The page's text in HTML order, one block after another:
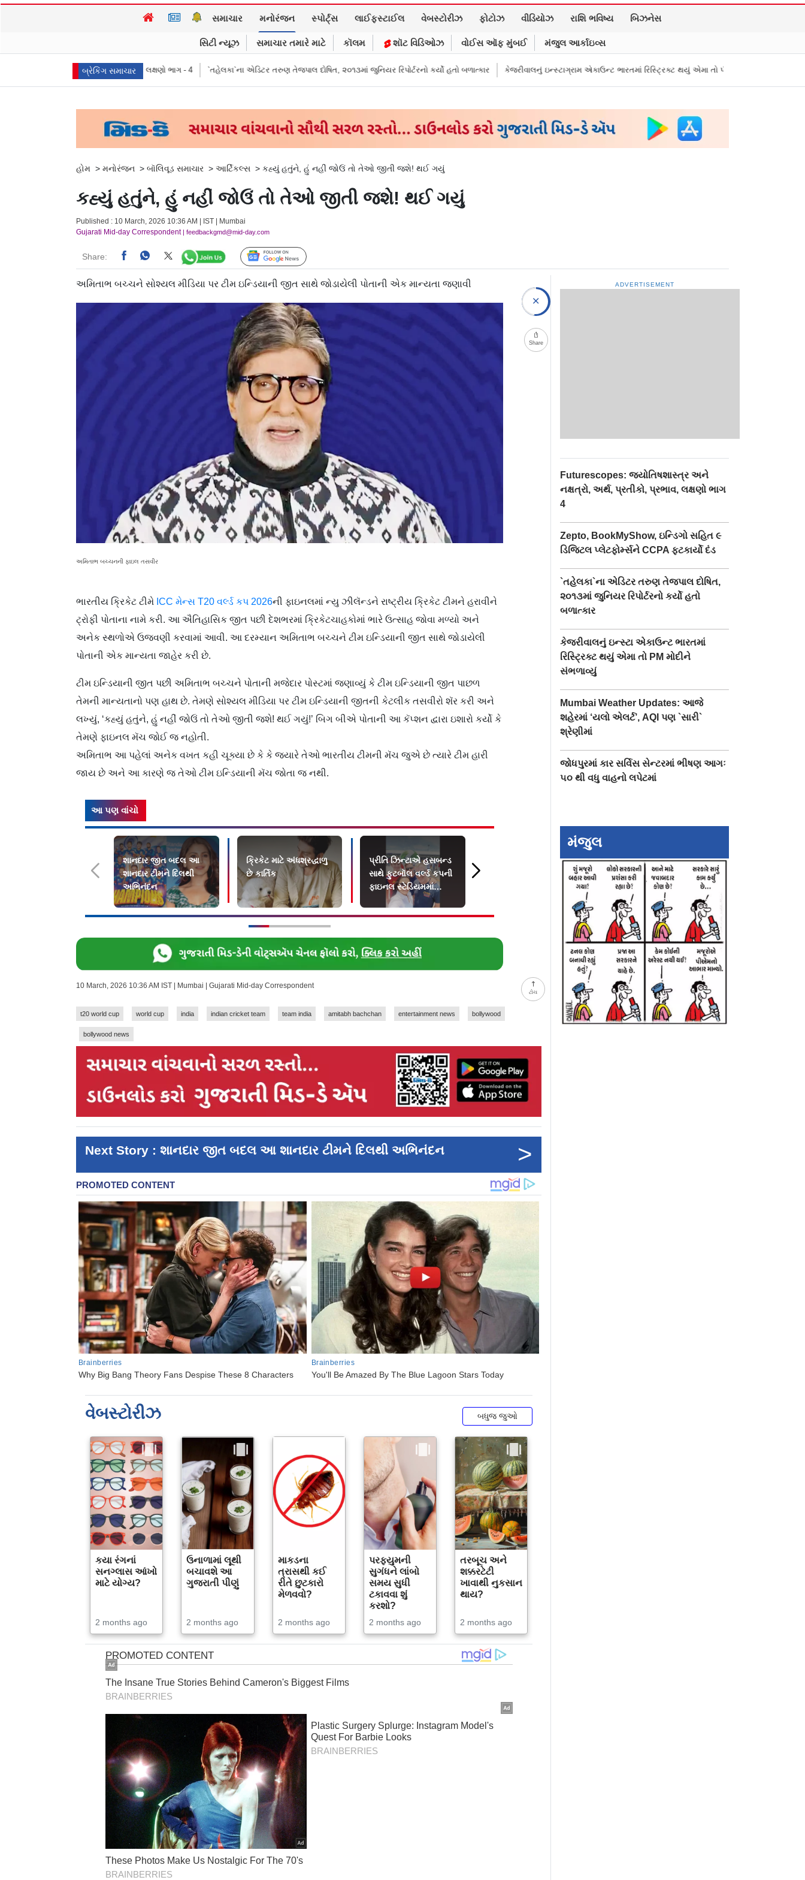
સમાચાર મનોરંજન સ્પોર્ટ્સ લાઈફસ્ટાઈલ વેબસ્ટોરીઝ ફોટોઝ વીડિયોઝ રાશિ ભવિષ્ય બિઝનેસ
સિટી ન્યૂઝ સમાચાર તમારે માટે કૉલમ શૉટ વિડિઓઝ વોઈસ ઑફ મુંબઈ મંજુલ આર્કાઇવ્સ
બ્રેકિંગ સમાચાર
પ્રભાવ, અને લક્ષણો ભાગ - 4 `તહેલકા`ના એડિટર તરુણ તેજપાલ દોષિત, ૨૦૧૩માં જુનિયર રિપોર્ટરનો કર્યો હતો બળાત્કાર કેજરીવાલનું ઇન્સ્ટાગ્રામ એકાઉન્ટ ભારતમાં રિસ્ટ્રિક્ટ થયું એમા તો પીએમ મોદીને સંભળાવ્યું
હોમ > મનોરંજન > બૉલિવૂડ સમાચાર > આર્ટિકલ્સ > કહ્યું હતુંને, હું નહીં જોઉં તો તેઓ જીતી જશે! થઈ ગયું
કહ્યું હતુંને, હું નહીં જોઉં તો તેઓ જીતી જશે! થઈ ગયું
Published : 10 March, 2026 10:36 AM | IST | Mumbai
Gujarati Mid-day Correspondent| feedbackgmd@mid-day.com
Share: Follow Us
ટોચ
અમિતાભ બચ્ચને સોશ્યલ મીડિયા પર ટીમ ઇન્ડિયાની જીત સાથે જોડાયેલી પોતાની એક માન્યતા જણાવી
અમિતાભ બચ્ચનની ફાઇલ તસવીર
ભારતીય ક્રિકેટ ટીમે ICC મેન્સ T20 વર્લ્ડ કપ 2026ની ફાઇનલમાં ન્યુ ઝીલૅન્ડને રાષ્ટ્રીય ક્રિકેટ ટીમને હરાવીને
ટ્રોફી પોતાના નામે કરી. આ ઐતિહાસિક જીત પછી દેશભરમાં ક્રિકેટચાહકોમાં ભારે ઉત્સાહ જોવા મળ્યો અને
અનેક સ્થળોએ ઉજવણી કરવામાં આવી. આ દરમ્યાન અમિતાભ બચ્ચને ટીમ ઇન્ડિયાની જીત સાથે જોડાયેલી
પોતાની એક માન્યતા જાહેર કરી છે.
ટીમ ઇન્ડિયાની જીત પછી અમિતાભ બચ્ચને પોતાની મજેદાર પોસ્ટમાં જણાવ્યું કે ટીમ ઇન્ડિયાની જીત પાછળ
તેમની માન્યતાનો પણ હાથ છે. તેમણે સોશ્યલ મીડિયા પર ટીમ ઇન્ડિયાની જીતની કેટલીક તસવીરો શૅર કરી અને
લખ્યું, ‘કહ્યું હતુંને, હું નહીં જોઉં તો તેઓ જીતી જશે! થઈ ગયું!’ બિગ બીએ પોતાની આ કૅપ્શન દ્વારા ઇશારો કર્યો કે
તેમણે ફાઇનલ મૅચ જોઈ જ નહોતી.
અમિતાભ આ પહેલાં અનેક વખત કહી ચૂક્યા છે કે કે જ્યારે તેઓ ભારતીય ટીમની મૅચ જુએ છે ત્યારે ટીમ હારી
જાય છે અને આ કારણે જ તેઓ ટીમ ઇન્ડિયાની મૅચ જોતા જ નથી.
આ પણ વાંચો
શાનદાર જીત બદલ આ
શાનદાર ટીમને દિલથી
અભિનંદન
ક્રિકેટ માટે અંધશ્રદ્ધાળુ
છે કાર્તિક
પ્રીતિ ઝિન્ટાએ હસબન્ડ
સાથે ફુટબૉલ વર્લ્ડ કપની
ફાઇનલ સ્ટેડિયમમાં
બેસીને જોઈ
નોરા ફતેહી બની ગૂગલ પર
સૌથી વધુ સર્ચ થઈ રહેલી
આવારાપન 2ની પહેલાં
નહીં પણ પછી થિયેટરમાં
રીરિલીઝ થશે આવારાપન
Share
10 March, 2026 10:36 AM IST | Mumbai | Gujarati Mid-day Correspondent
t20 world cup world cup india indian cricket team team india amitabh bachchan entertainment news bollywood
bollywood news
Next Story : શાનદાર જીત બદલ આ શાનદાર ટીમને દિલથી અભિનંદન >
વેબસ્ટોરીઝ બધુજ જુઓ
કયા રંગનાં
સનગ્લાસ આંખો
માટે યોગ્ય?
2 months ago
ઉનાળામાં લૂથી
બચાવશે આ
ગુજરાતી પીણું
2 months ago
માકડના
ત્રાસથી કઈ
રીતે છુટકારો
મેળવવો?
2 months ago
પરફ્યુમની
સુગંધને લાંબો
સમય સુધી
ટકાવવા શું
કરશો?
2 months ago
તરબૂચ અને
શક્કરટેટી
ખાવાથી નુકસાન
થાય?
2 months ago
ADVERTISEMENT
Futurescopes: જ્યોતિષશાસ્ત્ર અને
નક્ષત્રો, અર્થ, પ્રતીકો, પ્રભાવ, લક્ષણો ભાગ
4
Zepto, BookMyShow, ઇન્ડિગો સહિત ૯
ડિજિટલ પ્લેટફોર્મ્સને CCPA ફટકાર્યો દંડ
`તહેલકા`ના એડિટર તરુણ તેજપાલ દોષિત,
૨૦૧૩માં જુનિયર રિપોર્ટરનો કર્યો હતો
બળાત્કાર
કેજરીવાલનું ઇન્સ્ટા એકાઉન્ટ ભારતમાં
રિસ્ટ્રિક્ટ થયું એમા તો PM મોદીને
સંભળાવ્યું
Mumbai Weather Updates: આજે
શહેરમાં ‘યલો એલર્ટ’, AQI પણ `સારી`
શ્રેણીમાં
જોધપુરમાં કાર સર્વિસ સેન્ટરમાં ભીષણ આગઃ
૫૦ થી વધુ વાહનો લપેટમાં
મંજુલ